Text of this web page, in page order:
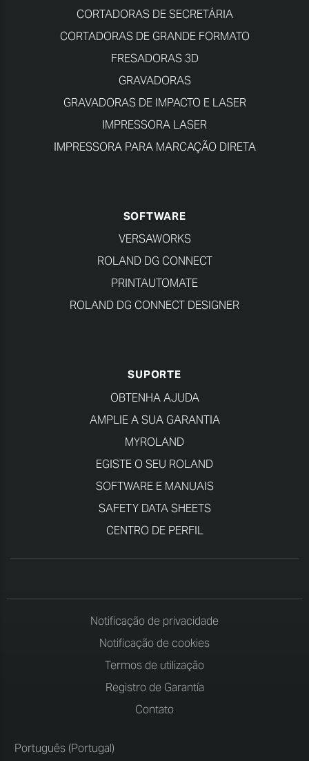
CORTADORAS DE SECRETÁRIA
CORTADORAS DE GRANDE FORMATO
FRESADORAS 3D
GRAVADORAS
GRAVADORAS DE IMPACTO E LASER
IMPRESSORA LASER
IMPRESSORA PARA MARCAÇÃO DIRETA
SOFTWARE
VERSAWORKS
ROLAND DG CONNECT
PRINTAUTOMATE
ROLAND DG CONNECT DESIGNER
SUPORTE
OBTENHA AJUDA
AMPLIE A SUA GARANTIA
MYROLAND
EGISTE O SEU ROLAND
SOFTWARE E MANUAIS
SAFETY DATA SHEETS
CENTRO DE PERFIL
Notificação de privacidade
Notificação de cookies
Termos de utilização
Registro de Garantía
Contato
Português (Portugal)